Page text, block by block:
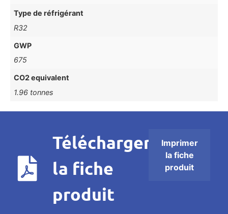
Type de réfrigérant
R32
GWP
675
CO2 equivalent
1.96 tonnes
Télécharger
la fiche
produit
Imprimer
la fiche
produit